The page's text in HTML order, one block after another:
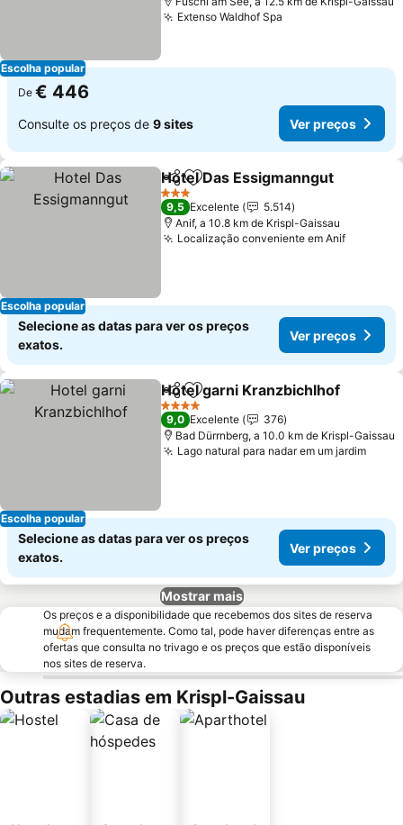
Escolha popular
Extenso Waldhof Spa
De € 446
Consulte os preços de 9 sites Ver preços
Escolha popular
PartilharAdicionar aos favoritos
Hotel Das Essigmanngut
3 Estrelas
9,5 Excelente
5.514
Anif, a 10.8 km de Krispl-Gaissau
Localização conveniente em AnifVer
Selecione as datas para ver os preços
exatos.
Ver preços
Escolha popular
PartilharAdicionar aos favoritos
Hotel garni Kranzbichlhof
4 Estrelas
9,0 Excelente
376
Bad Dürrnberg, a 10.0 km de Krispl-Gaissau
Lago natural para nadar em um jardimVer
Selecione as datas para ver os preços
exatos.
Ver preços
Mostrar mais
Os preços e a disponibilidade que recebemos dos sites de reserva
mudam frequentemente. Como tal, pode haver diferenças entre as
ofertas que consulta no trivago e os preços que estão disponíveis
nos sites de reserva.
Outras estadias em Krispl-Gaissau